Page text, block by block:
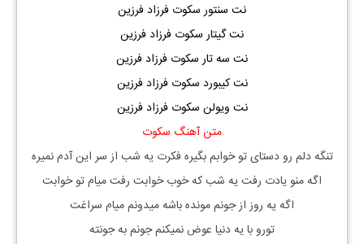
نت سنتور سکوت فرزاد فرزین
نت گیتار سکوت فرزاد فرزین
نت سه تار سکوت فرزاد فرزین
نت کیبورد سکوت فرزاد فرزین
نت ویولن سکوت فرزاد فرزین
متن آهنگ سکوت
تنگه دلم رو دستای تو خوابم بگیره فکرت یه شب از سر این آدم نمیره
اگه منو یادت رفت یه شب که خوب خوابت رفت میام تو خوابت
اگه یه روز از جونم مونده باشه میدونم میام سراغت
تورو با یه دنیا عوض نمیکنم جونم به جونته